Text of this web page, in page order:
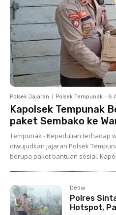
Polsek Jajaran Polsek Tempunak - 8
Kapolsek Tempunak
paket Sembako ke
Tempunak - Kepedulian terhadap
diwujudkan jajaran Polsek
berupa paket bantuan sosial.
Dedai
Polres
Hotspot,